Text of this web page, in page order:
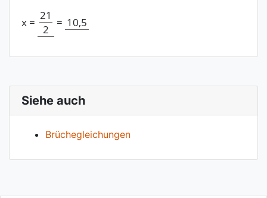
x = 21
2
= 10,5
Siehe auch
Brüchegleichungen